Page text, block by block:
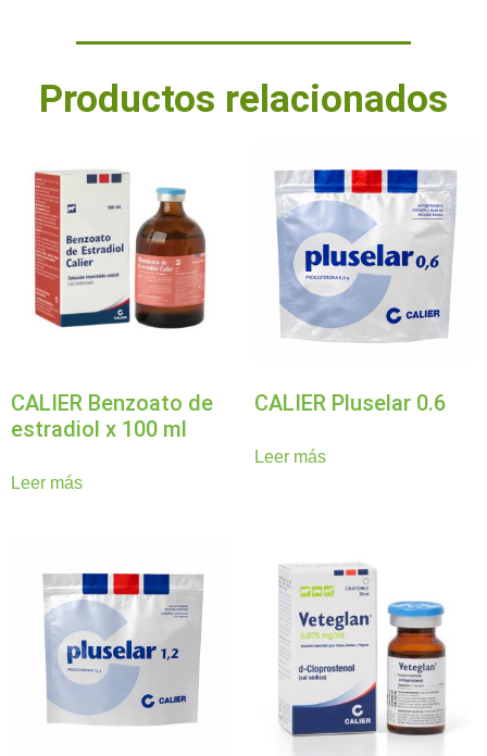
Productos relacionados
CALIER Benzoato de
estradiol x 100 ml
Leer más
CALIER Pluselar 0.6
Leer más